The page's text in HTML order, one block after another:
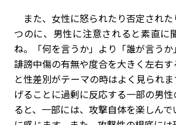
また、女性に怒られたり否定され
つのに、男性に注意されると素直に
ね。「何を言うか」より「誰が言うか
誹謗中傷の有無や度合を大きく左右
と性差別がテーマの時はよく見られ
げることに過剰に反応する一部の男
ると、一部には、攻撃自体を楽しん